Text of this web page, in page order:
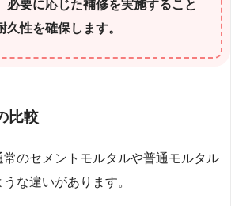
必要に応じた補修を実施すること
久性を確保します。
比較
のセメントモルタルや普通モルタル
な違いがあります。